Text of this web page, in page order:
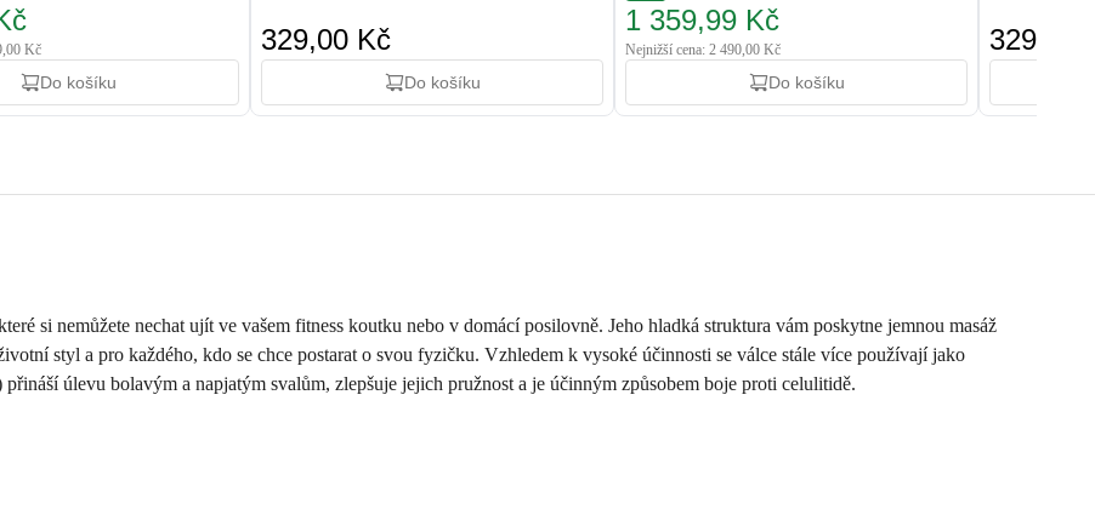
Kč
Do košíku
329,00 Kč
Do košíku
1 359,99 Kč
Nejnižší cena: 2 490,00 Kč
Do košíku
329,00
si nemůžete nechat ujít ve vašem fitness koutku nebo v domácí posilovně. Jeho hladká struktura vám poskytne jemnou masáž
styl a pro každého, kdo se chce postarat o svou fyzičku. Vzhledem k vysoké účinnosti se válce stále více používají jako
úlevu bolavým a napjatým svalům, zlepšuje jejich pružnost a je účinným způsobem boje proti celulitidě.